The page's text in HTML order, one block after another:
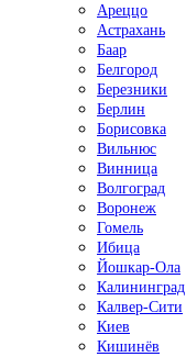
Ареццо
Астрахань
Баар
Белгород
Березники
Берлин
Борисовка
Вильнюс
Винница
Волгоград
Воронеж
Гомель
Ибица
Йошкар-Ола
Калининград
Калвер-Сити
Киев
Кишинёв